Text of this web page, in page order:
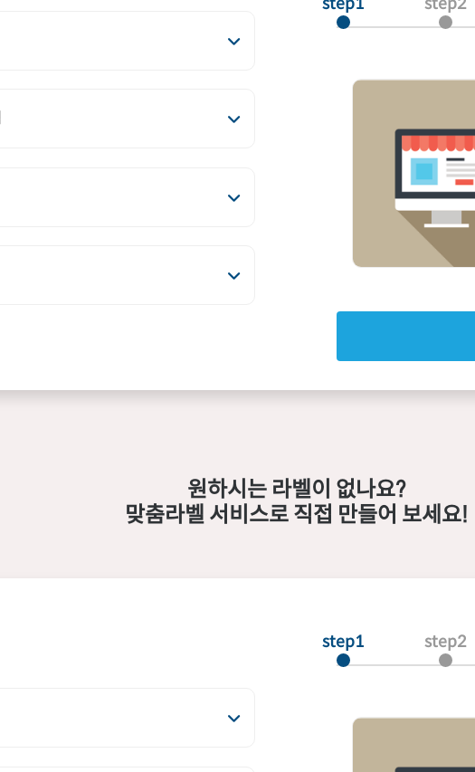
원하시는 라벨이 없나요?
맞춤라벨 서비스로 직접 만들어 보세요!
step1 step2